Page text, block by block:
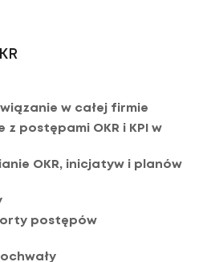
w całej firmie
z postępami OKR i KPI w
OKR, inicjatyw i planów
postępów